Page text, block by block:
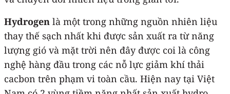
Hydrogen là một trong những nguồn nhiên liệu
thay thế sạch nhất khi được sản xuất ra từ năng
lượng gió và mặt trời nên đây được coi là công
nghệ hàng đầu trong các nỗ lực giảm khí thải
cacbon trên phạm vi toàn cầu. Hiện nay tại Việt